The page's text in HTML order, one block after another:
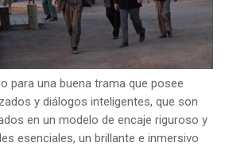
para una buena trama que posee
y diálogos inteligentes, que son
en un modelo de encaje riguroso y
esenciales, un brillante e inmersivo